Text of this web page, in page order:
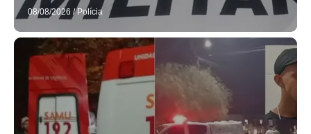
08/08/2026 / Polícia